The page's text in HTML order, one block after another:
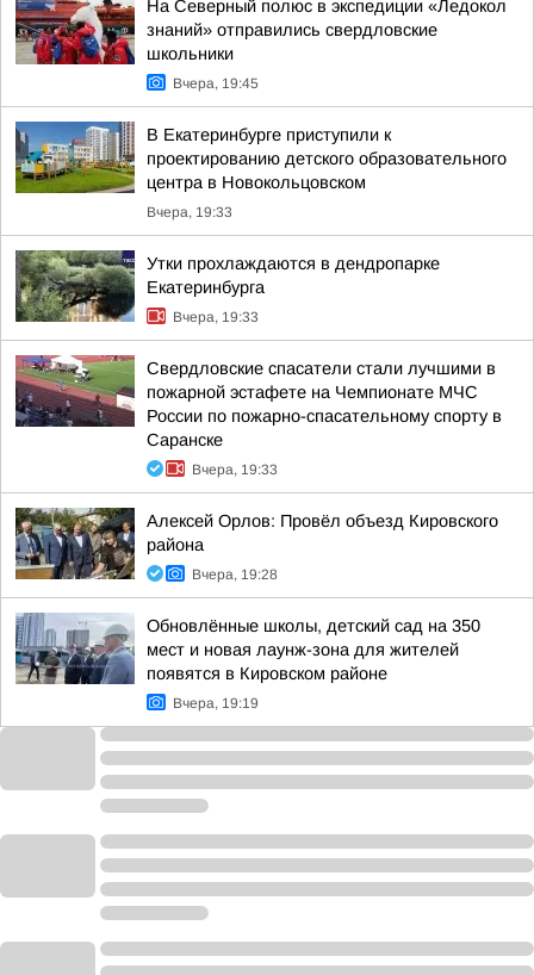
На Северный полюс в экспедиции «Ледокол
знаний» отправились свердловские
школьники
Вчера, 19:45
В Екатеринбурге приступили к
проектированию детского образовательного
центра в Новокольцовском
Вчера, 19:33
Утки прохлаждаются в дендропарке
Екатеринбурга
Вчера, 19:33
Свердловские спасатели стали лучшими в
пожарной эстафете на Чемпионате МЧС
России по пожарно-спасательному спорту в
Саранске
Вчера, 19:33
Алексей Орлов: Провёл объезд Кировского
района
Вчера, 19:28
Обновлённые школы, детский сад на 350
мест и новая лаунж-зона для жителей
появятся в Кировском районе
Вчера, 19:19